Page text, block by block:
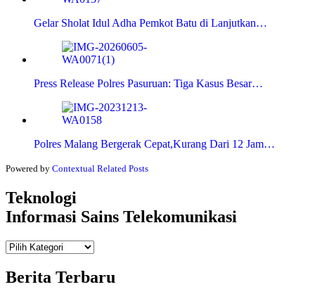
Gelar Sholat Idul Adha Pemkot Batu di Lanjutkan…
Press Release Polres Pasuruan: Tiga Kasus Besar…
Polres Malang Bergerak Cepat,Kurang Dari 12 Jam…
Powered by Contextual Related Posts
Teknologi
Informasi Sains Telekomunikasi
Teknologi
Berita Terbaru